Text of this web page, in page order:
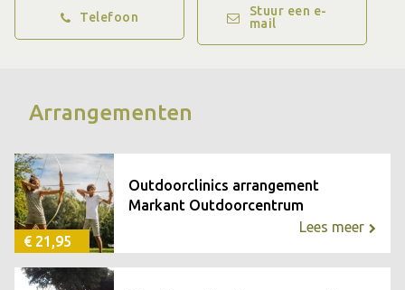
Naast kinderfeestjes en zomerkampen bieden wij ook
verschillende schoolreisjes aan. Met een breed scala aan
uitdaging.
Bij Markant Outdoorcentrum creëer je samen blijvende
herinneringen.
Telefoon
Stuur een e-
mail
Arrangementen
€ 21,95
Outdoorclinics arrangement
Markant Outdoorcentrum
Lees meer